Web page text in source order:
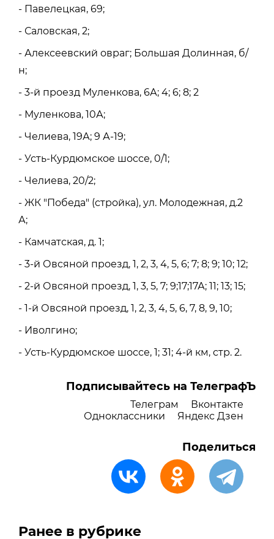
- Павелецкая, 69;
- Саловская, 2;
- Алексеевский овраг; Большая Долинная, б/
н;
- 3-й проезд Муленкова, 6А; 4; 6; 8; 2
- Муленкова, 10А;
- Челиева, 19А; 9 А-19;
- Усть-Курдюмское шоссе, 0/1;
- Челиева, 20/2;
- ЖК "Победа" (стройка), ул. Молодежная, д.2
А;
- Камчатская, д. 1;
- 3-й Овсяной проезд, 1, 2, 3, 4, 5, 6; 7; 8; 9; 10; 12;
- 2-й Овсяной проезд, 1, 3, 5, 7; 9;17;17А; 11; 13; 15;
- 1-й Овсяной проезд, 1, 2, 3, 4, 5, 6, 7, 8, 9, 10;
- Иволгино;
- Усть-Курдюмское шоссе, 1; 31; 4-й км, стр. 2.
Подписывайтесь на ТелеграфЪ
Телеграм
Вконтакте
Одноклассники
Яндекс Дзен
Поделиться
Ранее в рубрике